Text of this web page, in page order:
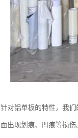
针对铝单板的特性，我
面出现划痕、凹痕等损